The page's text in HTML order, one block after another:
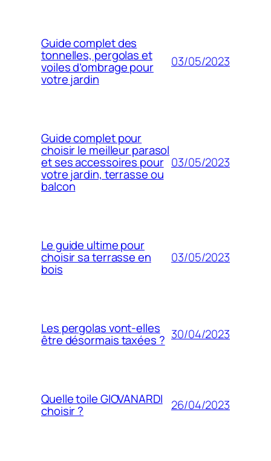
Guide complet des
tonnelles, pergolas et
voiles d’ombrage pour
votre jardin
03/05/2023
Guide complet pour
choisir le meilleur parasol
et ses accessoires pour
votre jardin, terrasse ou
balcon
03/05/2023
Le guide ultime pour
choisir sa terrasse en
bois
03/05/2023
Les pergolas vont-elles
être désormais taxées ? 30/04/2023
Quelle toile GIOVANARDI
choisir ? 26/04/2023